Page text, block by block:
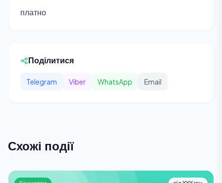
платно
Поділитися
Telegram Viber WhatsApp Email
Схожі події